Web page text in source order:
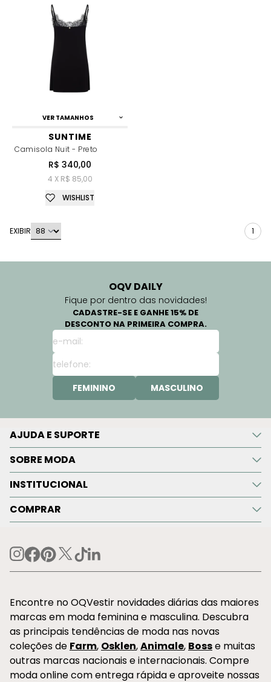
VER TAMANHOS
SUNTIME
Camisola Nuit - Preto
R$ 340,00
4 X R$ 85,00
WISHLIST
EXIBIR 1
OQV DAILY
Fique por dentro das novidades!
CADASTRE-SE E GANHE 15% DE
DESCONTO NA PRIMEIRA COMPRA.
FEMININO MASCULINO
AJUDA E SUPORTE
SOBRE MODA
INSTITUCIONAL
COMPRAR
Encontre no OQVestir novidades diárias das maiores
marcas em moda feminina e masculina. Descubra
as principais tendências de moda nas novas
coleções de Farm, Osklen,Animale, Bosse muitas
outras marcas nacionais e internacionais. Compre
moda online com entrega rápida e aproveite nossas